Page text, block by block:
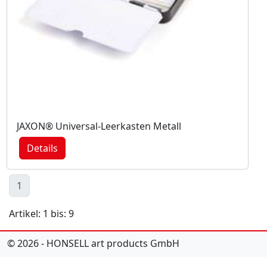
JAXON® Universal-Leerkasten Metall
Details
1
Artikel: 1 bis: 9
© 2026 - HONSELL art products GmbH